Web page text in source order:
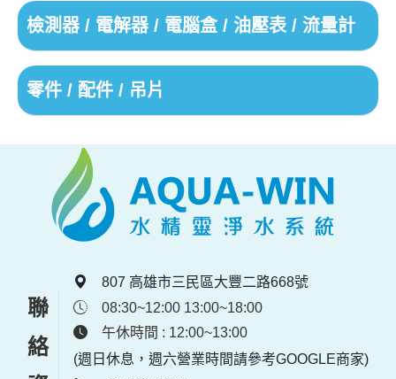
檢測器 / 電解器 / 電腦盒 / 油壓表 / 流量計
零件 / 配件 / 吊片
807 高雄市三民區大豐二路668號
08:30~12:00 13:00~18:00
午休時間 : 12:00~13:00
(週日休息，週六營業時間請參考GOOGLE商家)